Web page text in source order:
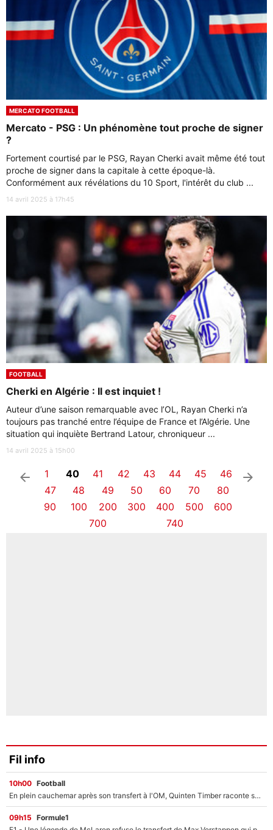
MERCATO FOOTBALL
Mercato - PSG : Un phénomène tout proche de signer
?
Fortement courtisé par le PSG, Rayan Cherki avait même été tout
proche de signer dans la capitale à cette époque-là.
Conformément aux révélations du 10 Sport, l'intérêt du club ...
14 avril 2025 à 17h45
FOOTBALL
Cherki en Algérie : Il est inquiet !
Auteur d’une saison remarquable avec l’OL, Rayan Cherki n’a
toujours pas tranché entre l’équipe de France et l’Algérie. Une
situation qui inquiète Bertrand Latour, chroniqueur ...
14 avril 2025 à 15h00
arrow_left 1 40 41 42 43 44 45
46
47
48 49 50 60 70
80
90
100 200 300 400 500
600
700
740
arrow_right
Fil info
10h00 Football
En plein cauchemar après son transfert à l'OM, Quinten Timber raconte ses doutes après sa signature à Marseille
09h15 Formule1